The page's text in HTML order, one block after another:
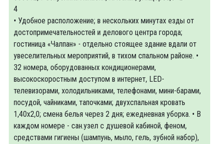
4
• Удобное расположение; в нескольких минутах езды от
достопримечательностей и делового центра города;
гостиница «Чалпан» - отдельно стоящее здание вдали от
увеселительных мероприятий, в тихом спальном районе. •
32 номера, оборудованных кондиционерами,
высокоскоростным доступом в интернет, LED-
телевизорами, холодильниками, телефонами, мини-барами,
посудой, чайниками, тапочками; двухспальная кровать
1,40х2,0; смена белья через 2 дня; ежедневная уборка. • В
каждом номере - сан.узел с душевой кабиной, феном,
средствами гигиены (шампунь, мыло, гель, зубной набор),